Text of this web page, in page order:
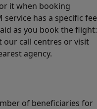
it when booking
service has a specific fee
as you book the flight:
our call centres or visit
agency.
of beneficiaries for